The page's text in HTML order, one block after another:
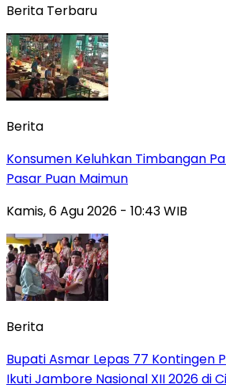
Berita Terbaru
Berita
Konsumen Keluhkan Timbangan
Pasar Puan Maimun
Kamis, 6 Agu 2026 - 10:43 WIB
Berita
Bupati Asmar Lepas 77 Kontingen
Ikuti Jambore Nasional XII 2026 di